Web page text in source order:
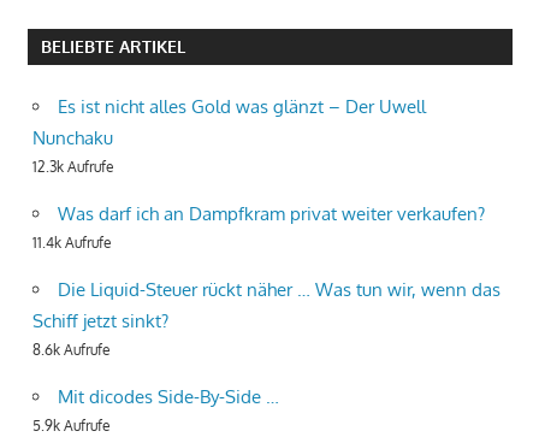
BELIEBTE ARTIKEL
Es ist nicht alles Gold was glänzt – Der Uwell
Nunchaku
12.3k Aufrufe
Was darf ich an Dampfkram privat weiter verkaufen?
11.4k Aufrufe
Die Liquid-Steuer rückt näher … Was tun wir, wenn das
Schiff jetzt sinkt?
8.6k Aufrufe
Mit dicodes Side-By-Side …
5.9k Aufrufe